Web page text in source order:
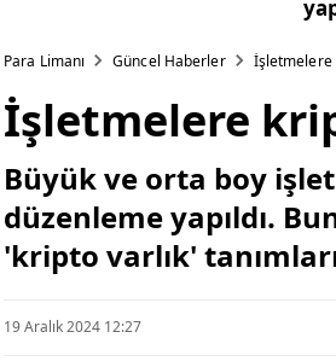
Para Limanı Güncel Haberler İşletmelere
İşletmelere
Büyük ve orta boy
düzenleme yapıldı.
'kripto varlık'
19 Aralık 2024 12:27